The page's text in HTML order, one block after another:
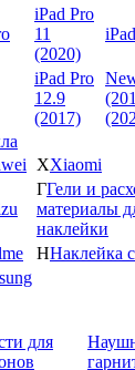
iPad Pro
11
(2020)
iPad Pro
12.9
(2017)
XXiaomi
ГГели и
материалы
наклейки
ННаклейка
для